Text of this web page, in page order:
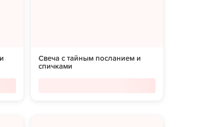
Свеча с тайным посланием и
спичками